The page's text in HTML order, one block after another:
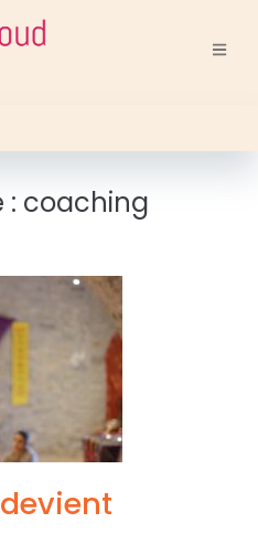
: coaching